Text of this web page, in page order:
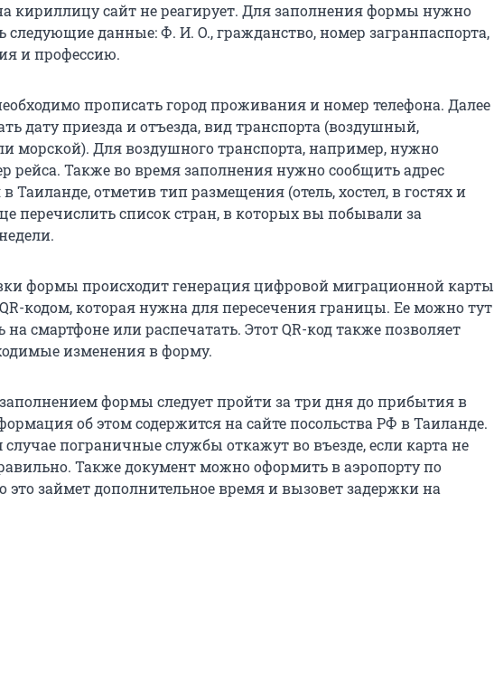
кириллицу сайт не реагирует. Для заполнения формы нужно
следующие данные: Ф. И. О., гражданство, номер загранпаспорта,
и профессию.
прописать город проживания и номер телефона. Далее
дату приезда и отъезда, вид транспорта (воздушный,
морской). Для воздушного транспорта, например, нужно
рейса. Также во время заполнения нужно сообщить адрес
Таиланде, отметив тип размещения (отель, хостел, в гостях и
перечислить список стран, в которых вы побывали за
формы происходит генерация цифровой миграционной карты
кодом, которая нужна для пересечения границы. Ее можно тут
на смартфоне или распечатать. Этот QR-код также позволяет
изменения в форму.
формы следует пройти за три дня до прибытия в
об этом содержится на сайте посольства РФ в Таиланде.
пограничные службы откажут во въезде, если карта не
Также документ можно оформить в аэропорту по
это займет дополнительное время и вызовет задержки на